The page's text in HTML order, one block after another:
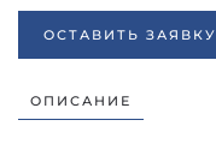
ОСТАВИТЬ ЗАЯВКУ
ОПИСАНИЕ